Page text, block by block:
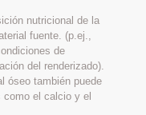
nutricional de la
fuente. (p.ej.,
de
del renderizado).
óseo también puede
como el calcio y el